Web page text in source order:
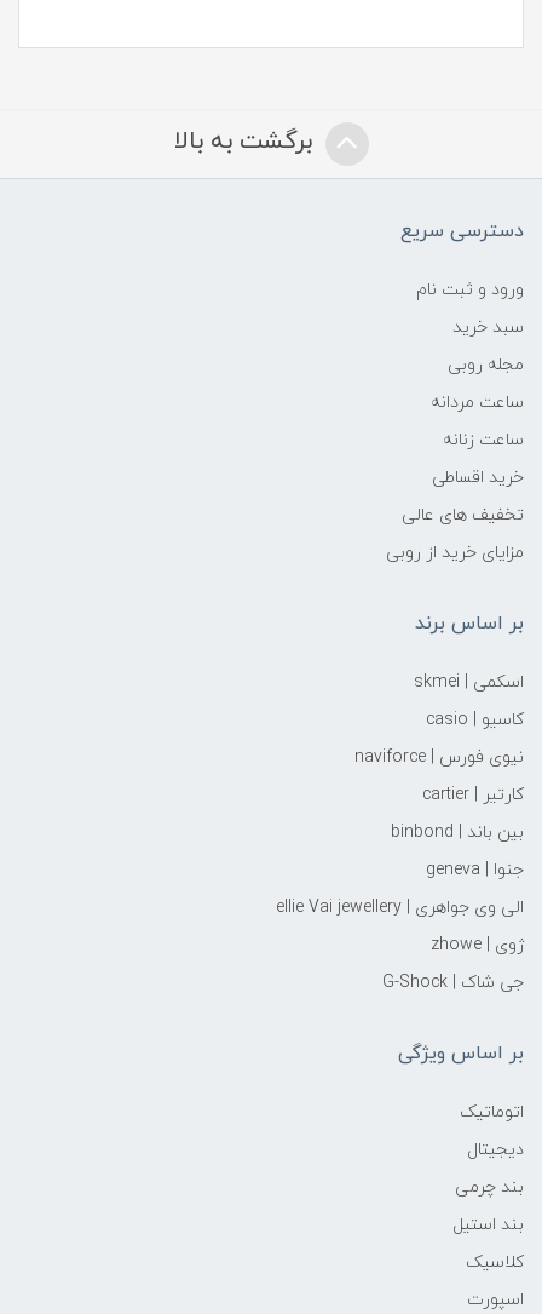
برگشت به بالا
دسترسی سریع
ورود و ثبت نام
سبد خرید
مجله روبی
ساعت مردانه
ساعت زنانه
خرید اقساطی
تخفیف های عالی
مزایای خرید از روبی
بر اساس برند
اسکمی | skmei
کاسیو | casio
نیوی فورس | naviforce
کارتیر | cartier
بین باند | binbond
جنوا | geneva
الی وی جواهری | ellie Vai‌ jewellery
ژوی | zhowe
جی شاک | G-Shock
بر اساس ویژگی
اتوماتیک
دیجیتال
بند چرمی
بند استیل
کلاسیک
اسپورت